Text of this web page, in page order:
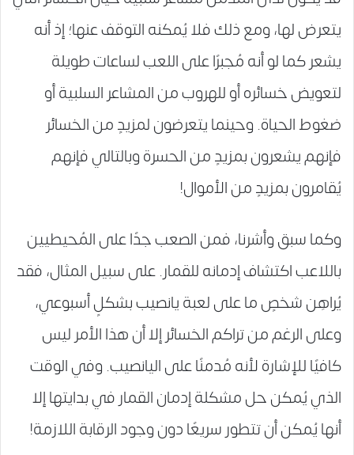
يتعرض لها، ومع ذلك فلا يُمكنه التوقف عنها؛ إذ أنه
يشعر كما لو أنه مُجبرًا على اللعب لساعات طويلة
لتعويض خسائره أو للهروب من المشاعر السلبية أو
ضغوط الحياة. وحينما يتعرضون لمزيدٍ من الخسائر
فإنهم يشعرون بمزيدٍ من الحسرة وبالتالي فإنهم
يُقامرون بمزيدٍ من الأموال!
وكما سبق وأشرنا، فمن الصعب جدًا على المُحيطيين
باللاعب اكتشاف إدمانه للقمار. على سبيل المثال، فقد
يُراهِن شخصٍ ما على لعبة يانصيب بشكلٍ أسبوعي،
وعلى الرغم من تراكم الخسائر إلا أن هذا الأمر ليس
كافيًا للإشارة لأنه مُدمنًا على اليانصيب. وفي الوقت
الذي يُمكن حل مشكلة إدمان القمار في بدايتها إلا
أنها يُمكن أن تتطور سريعًا دون وجود الرقابة اللازمة!